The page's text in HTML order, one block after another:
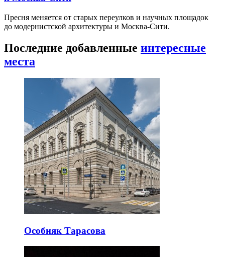
Пресня меняется от старых переулков и научных площадок
до модернистской архитектуры и Москва-Сити.
Последние добавленные интересные
места
Особняк Тарасова